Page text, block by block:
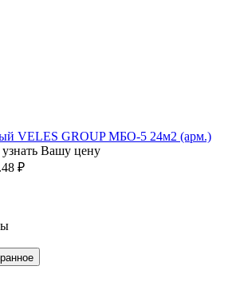
VELES GROUP МБО-5 24м2 (арм.)
Вашу цену
₽